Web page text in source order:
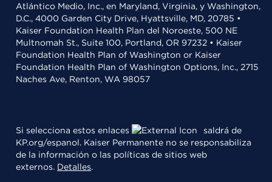
Atlántico Medio, Inc., en Maryland, Virginia, y Washington,
D.C., 4000 Garden City Drive, Hyattsville, MD, 20785 •
Kaiser Foundation Health Plan del Noroeste, 500 NE
Multnomah St., Suite 100, Portland, OR 97232 • Kaiser
Foundation Health Plan of Washington or Kaiser
Foundation Health Plan of Washington Options, Inc., 2715
Naches Ave, Renton, WA 98057
Si selecciona estos enlaces
saldrá de
KP.org/espanol. Kaiser Permanente no se responsabiliza
de la información o las políticas de sitios web
externos. Detalles.